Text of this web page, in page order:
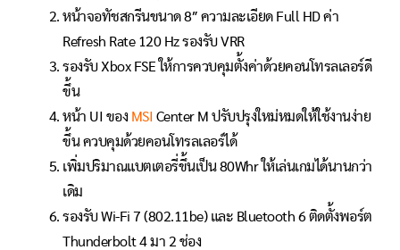
หน้าจอทัชสกรีนขนาด 8″ ความละเอียด Full HD ค่า
Refresh Rate 120 Hz รองรับ VRR
รองรับ Xbox FSE ให้การควบคุมตั้งค่าด้วยคอนโทรลเลอร์ดี
ขึ้น
หน้า UI ของ MSI Center M ปรับปรุงใหม่หมดให้ใช้งานง่าย
ขึ้น ควบคุมด้วยคอนโทรลเลอร์ได้
เพิ่มปริมาณแบตเตอรี่ขึ้นเป็น 80Whr ให้เล่นเกมได้นานกว่า
เดิม
รองรับ Wi-Fi 7 (802.11be) และ Bluetooth 6 ติดตั้งพอร์ต
Thunderbolt 4 มา 2 ช่อง